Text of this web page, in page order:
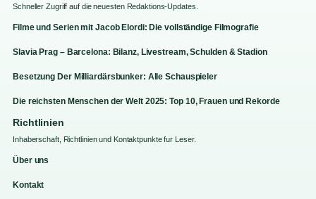
Schneller Zugriff auf die neuesten Redaktions-Updates.
Filme und Serien mit Jacob Elordi: Die vollständige Filmografie
Slavia Prag – Barcelona: Bilanz, Livestream, Schulden & Stadion
Besetzung Der Milliardärsbunker: Alle Schauspieler
Die reichsten Menschen der Welt 2025: Top 10, Frauen und Rekorde
Richtlinien
Inhaberschaft, Richtlinien und Kontaktpunkte fur Leser.
Über uns
Kontakt